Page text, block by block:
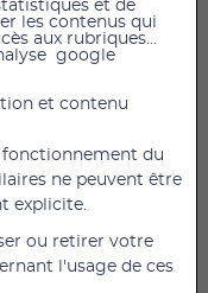
française
chez MSA
!
Algérie et en
anti-
et de
les contenus qui
aux rubriques...
google
et contenu
fonctionnement du
ne peuvent être
explicite.
ou retirer votre
l'usage de ces